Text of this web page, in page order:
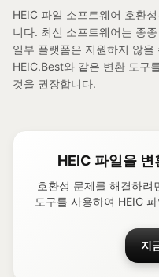
HEIC 파일 소프트웨어 호환
니다. 최신 소프트웨어는 종
일부 플랫폼은 지원하지 않
HEIC.Best와 같은 변환 도구
것을 권장합니다.
HEIC 파일을
호환성 문제를 해결하려
도구를 사용하여 HEIC
지